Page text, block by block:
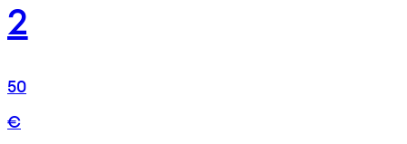
2
50
€